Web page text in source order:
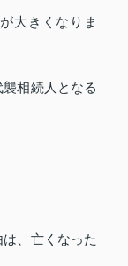
大きくなりま
相続人となる
、亡くなった